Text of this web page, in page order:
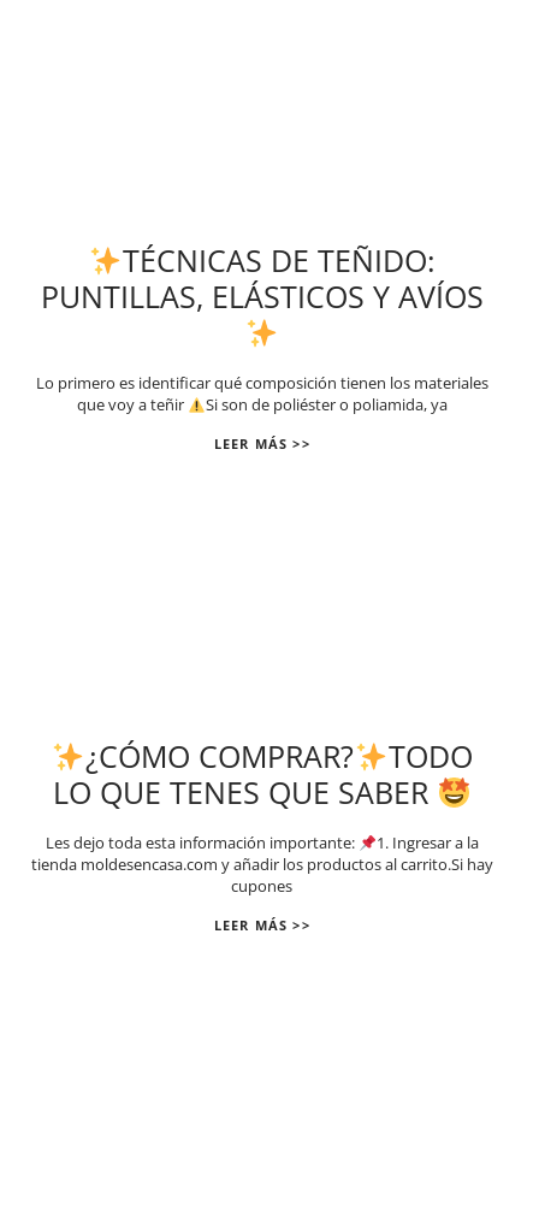
TÉCNICAS DE TEÑIDO:
PUNTILLAS, ELÁSTICOS Y AVÍOS
Lo primero es identificar qué composición tienen los materiales
que voy a teñir
Si son de poliéster o poliamida, ya
LEER MÁS >>
¿CÓMO COMPRAR?
TODO
LO QUE TENES QUE SABER
Les dejo toda esta información importante:
1. Ingresar a la
tienda moldesencasa.com y añadir los productos al carrito.Si hay
cupones
LEER MÁS >>